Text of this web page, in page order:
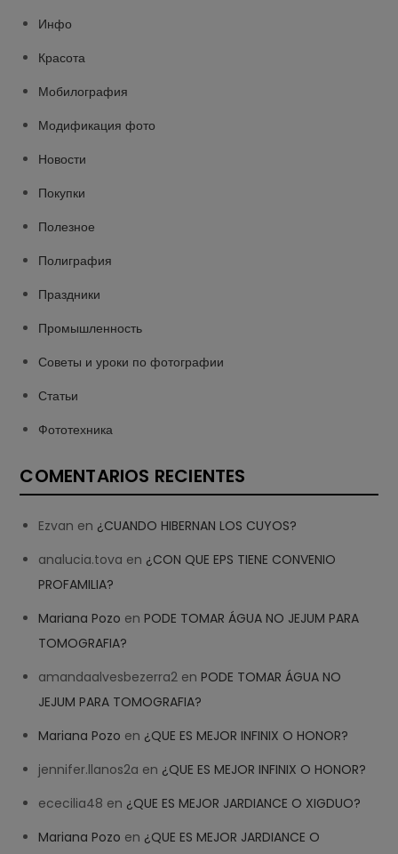
Инфо
Красота
Мобилография
Модификация фото
Новости
Покупки
Полезное
Полиграфия
Праздники
Промышленность
Советы и уроки по фотографии
Статьи
Фототехника
COMENTARIOS RECIENTES
Ezvan en ¿CUANDO HIBERNAN LOS CUYOS?
analucia.tova en ¿CON QUE EPS TIENE CONVENIO
PROFAMILIA?
Mariana Pozo enPODE TOMAR ÁGUA NO JEJUM PARA
TOMOGRAFIA?
amandaalvesbezerra2 enPODE TOMAR ÁGUA NO
JEJUM PARA TOMOGRAFIA?
Mariana Pozo en ¿QUE ES MEJOR INFINIX O HONOR?
jennifer.llanos2a en ¿QUE ES MEJOR INFINIX O HONOR?
ececilia48 en ¿QUE ES MEJOR JARDIANCE O XIGDUO?
Mariana Pozo en ¿QUE ES MEJOR JARDIANCE O